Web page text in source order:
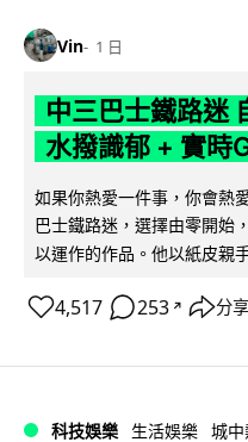
Vin 1 日
中三巴士鐵路迷
水撥識郁 + 實時
如果你熱愛一件事，你會熱
巴士鐵路迷，選擇由零開始
以運作的作品。他以紙皮親
4,517 253 ↗ 分享
科技娛樂 生活娛樂 城